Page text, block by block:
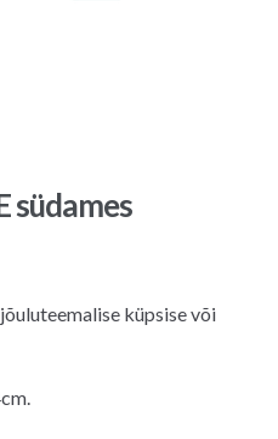
südames
küpsise või